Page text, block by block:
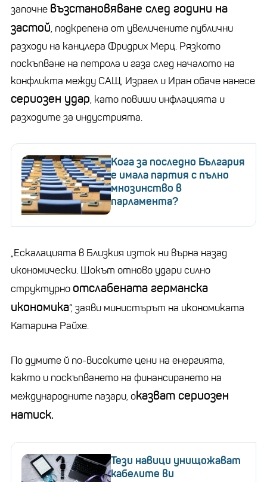
започне възстановяване след години на
застой, подкрепена от увеличените публични
разходи на канцлера Фридрих Мерц. Рязкото
поскъпване на петрола и газа след началото на
конфликта между САЩ, Израел и Иран обаче нанесе
сериозен удар, като повиши инфлацията и
разходите за индустрията.
Кога за последно България
е имала партия с пълно
мнозинство в
парламента?
„Ескалацията в Близкия изток ни върна назад
икономически. Шокът отново удари силно
структурно отслабената германска
икономика“, заяви министърът на икономиката
Катарина Райхе.
По думите й по-високите цени на енергията,
както и поскъпването на финансирането на
международните пазари, оказват сериозен
натиск.
Тези навици унищожават
кабелите ви